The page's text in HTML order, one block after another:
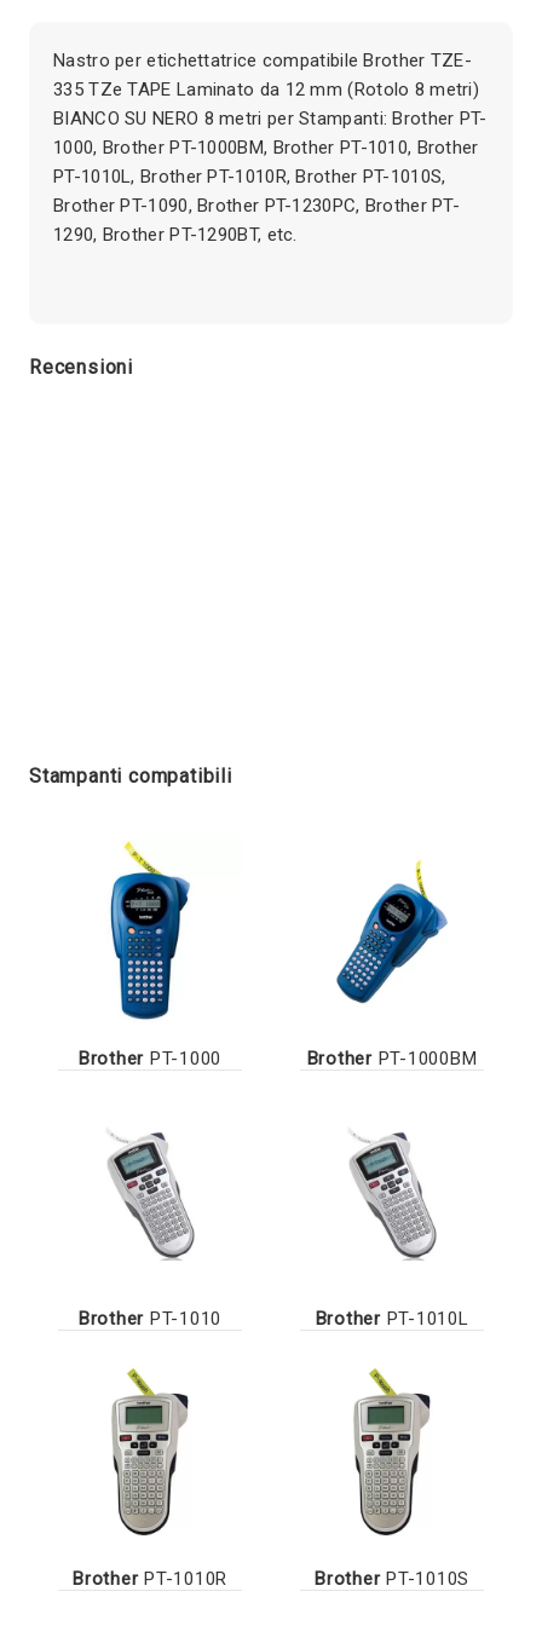
Nastro per etichettatrice compatibile Brother TZE-
335 TZe TAPE Laminato da 12 mm (Rotolo 8 metri)
BIANCO SU NERO 8 metri per Stampanti: Brother PT-
1000, Brother PT-1000BM, Brother PT-1010, Brother
PT-1010L, Brother PT-1010R, Brother PT-1010S,
Brother PT-1090, Brother PT-1230PC, Brother PT-
1290, Brother PT-1290BT, etc.
Recensioni
Stampanti compatibili
Brother PT-1000 BrotherPT-1000BM
Brother PT-1010 BrotherPT-1010L
BrotherPT-1010R BrotherPT-1010S